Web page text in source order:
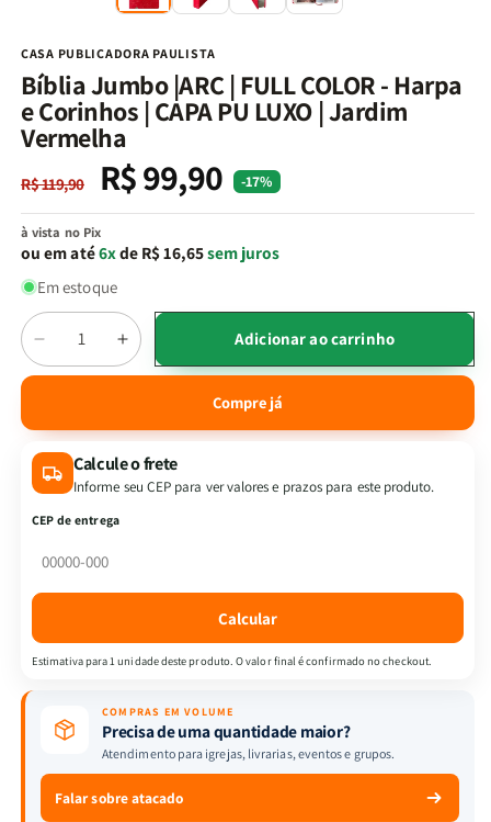
CASA PUBLICADORA PAULISTA
Bíblia Jumbo |ARC | FULL COLOR - Harpa
e Corinhos | CAPA PU LUXO | Jardim
Vermelha
Preço
normal
R$ 119,90
Preço
promocional
R$ 99,90 -17%
à vista no Pix
ou em até6xde R$ 16,65sem juros
Em estoque
Quantidade
Diminuir
a
Bíblia
Jumbo
|ARC
COLOR
Corinhos
|
PU
LUXO
Jardim
Vermelha
Aumentar
a
quantidade
Bíblia
Jumbo
|ARC
Corinhos
|
PU
LUXO
|
Vermelha
Adicionar ao carrinho
Compre já
Calcule o frete
Informe seu CEP para ver valores e prazos para este produto.
CEP de entrega
Calcular
Estimativa para 1 unidade deste produto. O valor final é confirmado no checkout.
COMPRAS EM VOLUME
Precisa de uma quantidade maior?
Atendimento para igrejas, livrarias, eventos e grupos.
Falar sobre atacado